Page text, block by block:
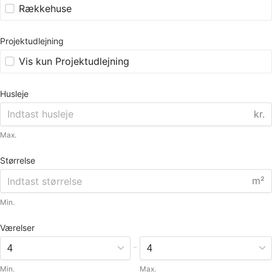
Rækkehuse
Projektudlejning
Vis kun Projektudlejning
Husleje
kr.
Max.
Størrelse
m²
Min.
Værelser
Min.
-
Max.